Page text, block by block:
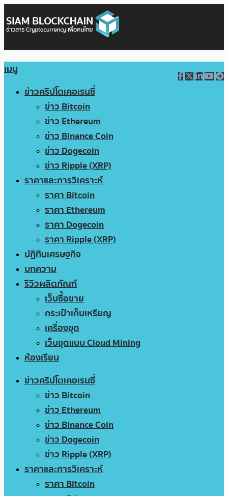
เมนู
ข่าวคริปโตเคอเรนซี่
ข่าว Bitcoin
ข่าว Ethereum
ข่าว Binance Coin
ข่าว Dogecoin
ข่าว Ripple (XRP)
ราคาและการวิเคราะห์
ราคา Bitcoin
ราคา Ethereum
ราคา Dogecoin
ราคา Ripple (XRP)
ปฏิทินเศรษฐกิจ
บทความ
รีวิวผลิตภัณฑ์
เว็บซื้อขาย
กระเป๋าเก็บเหรียญ
เครื่องขุด
เว็บขุดแบบ Cloud Mining
ห้องเรียน
ข่าวคริปโตเคอเรนซี่
ข่าว Bitcoin
ข่าว Ethereum
ข่าว Binance Coin
ข่าว Dogecoin
ข่าว Ripple (XRP)
ราคาและการวิเคราะห์
ราคา Bitcoin